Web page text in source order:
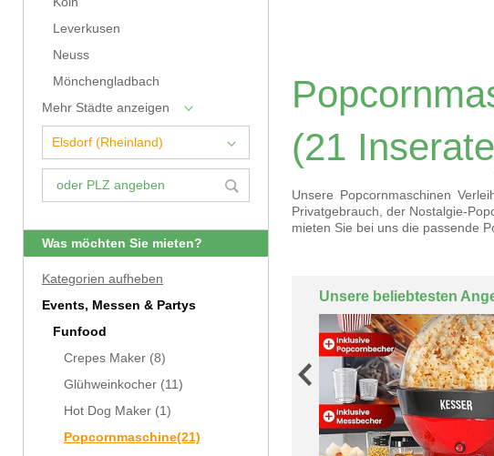
Leverkusen
Neuss
Mönchengladbach
Mehr Städte anzeigen
Was möchten Sie mieten?
Kategorien aufheben
Events, Messen & Partys
Funfood
Crepes Maker (8)
Glühweinkocher (11)
Hot Dog Maker (1)
Popcornmaschine(21)
(21
Unsere Popcornmaschinen
Privatgebrauch, der Nostalgie-
mieten Sie bei uns die passende
Unsere beliebtesten